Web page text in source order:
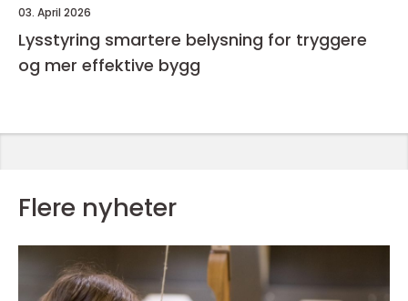
03. April 2026
Lysstyring smartere belysning for tryggere
og mer effektive bygg
Flere nyheter